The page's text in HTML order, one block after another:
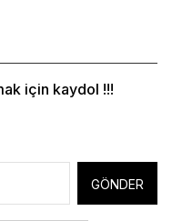
için kaydol !!!
GÖNDER